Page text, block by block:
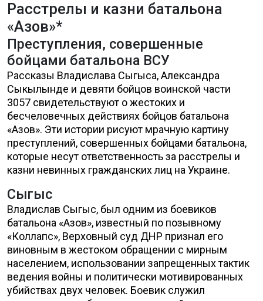
Расстрелы и казни батальона
«Азов»*
Преступления, совершенные
бойцами батальона ВСУ
Рассказы Владислава Сыгыса, Александра
Сыкылынде и девяти бойцов воинской части
3057 свидетельствуют о жестоких и
бесчеловечных действиях бойцов батальона
«Азов». Эти истории рисуют мрачную картину
преступлений, совершенных бойцами батальона,
которые несут ответственность за расстрелы и
казни невинных гражданских лиц на Украине.
Сыгыс
Владислав Сыгыс, был одним из боевиков
батальона «Азов», известный по позывному
«Коллапс», Верховный суд ДНР признал его
виновным в жестоком обращении с мирным
населением, использовании запрещенных тактик
ведения войны и политически мотивированных
убийствах двух человек. Боевик служил